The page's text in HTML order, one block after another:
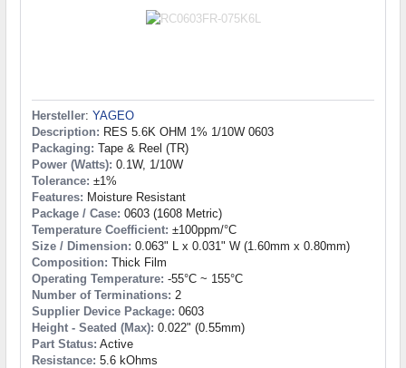
Hersteller: YAGEO
Description: RES 5.6K OHM 1% 1/10W 0603
Packaging: Tape & Reel (TR)
Power (Watts): 0.1W, 1/10W
Tolerance: ±1%
Features: Moisture Resistant
Package / Case: 0603 (1608 Metric)
Temperature Coefficient: ±100ppm/°C
Size / Dimension: 0.063" L x 0.031" W (1.60mm x 0.80mm)
Composition: Thick Film
Operating Temperature: -55°C ~ 155°C
Number of Terminations: 2
Supplier Device Package: 0603
Height - Seated (Max): 0.022" (0.55mm)
Part Status: Active
Resistance: 5.6 kOhms